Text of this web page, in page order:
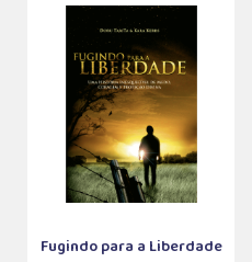
Fugindo para a Liberdade